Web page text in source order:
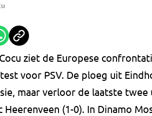
ziet de Europese
voor PSV. De ploeg uit
maar verloor de laatste
Heerenveen (1-0). In Dinamo